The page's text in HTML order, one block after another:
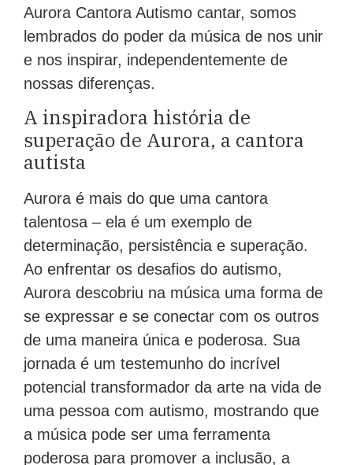
Aurora Cantora Autismo cantar, somos
lembrados do poder da música de nos unir
e nos inspirar, independentemente de
nossas diferenças.
A inspiradora história de
superação de Aurora, a cantora
autista
Aurora é mais do que uma cantora
talentosa – ela é um exemplo de
determinação, persistência e superação.
Ao enfrentar os desafios do autismo,
Aurora descobriu na música uma forma de
se expressar e se conectar com os outros
de uma maneira única e poderosa. Sua
jornada é um testemunho do incrível
potencial transformador da arte na vida de
uma pessoa com autismo, mostrando que
a música pode ser uma ferramenta
poderosa para promover a inclusão, a